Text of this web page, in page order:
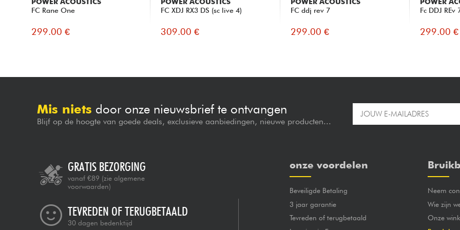
POWER ACOUSTICS
FC Rane One
299.00 €
POWER ACOUSTICS
FC XDJ RX3 DS (sc live 4)
309.00 €
POWER ACOUSTICS
FC ddj rev 7
299.00 €
POWER
Fc DDJ REv
299.00 €
Mis niets door onze nieuwsbrief te ontvangen
Blijf op de hoogte van goede deals, exclusieve aanbiedingen, nieuwe producten...
GRATIS BEZORGING
vanaf €89 (zie algemene
voorwaarden)
TEVREDEN OF TERUGBETAALD
30 dagen bedenktijd
onze voordelen
Beveiligde Betaling
3 jaar garantie
Tevreden of terugbetaald
Neem
Wie zijn
Onze